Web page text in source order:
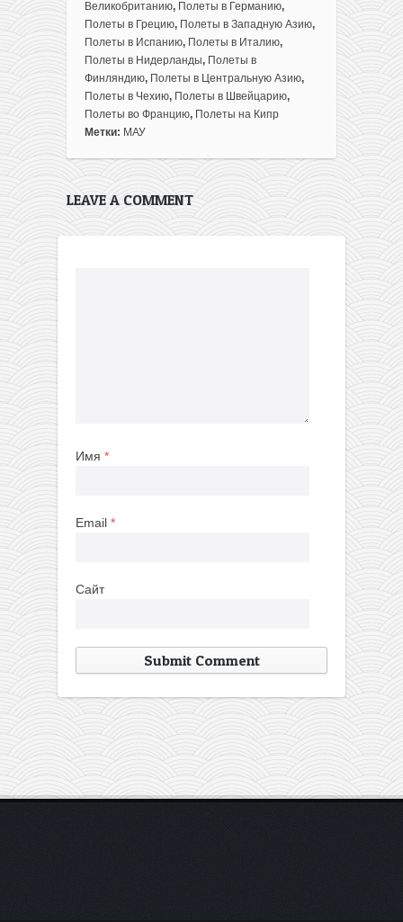
Великобританию, Полеты в Германию,
Полеты в Грецию, Полеты в Западную Азию,
Полеты в Испанию, Полеты в Италию,
Полеты в Нидерланды, Полеты в
Финляндию, Полеты в Центральную Азию,
Полеты в Чехию, Полеты в Швейцарию,
Полеты во Францию, Полеты на Кипр
Метки: МАУ
LEAVE A COMMENT
Имя *
Email *
Сайт